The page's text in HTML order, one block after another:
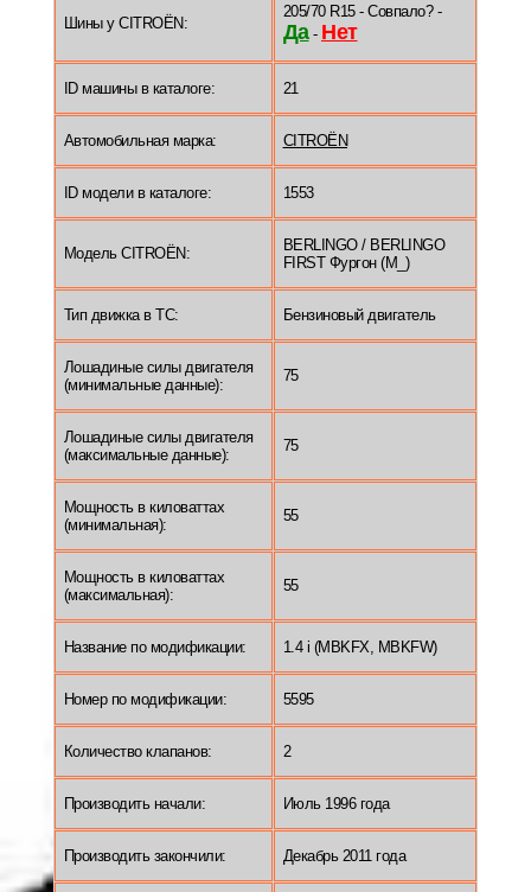
Шины у CITROËN:
205/70 R15 - Совпало? -
Да- Нет
ID машины в каталоге: 21
Автомобильная марка: CITROËN
ID модели в каталоге: 1553
Модель CITROËN:
BERLINGO / BERLINGO
FIRST Фургон (M_)
Тип движка в ТС: Бензиновый двигатель
Лошадиные силы двигателя
(минимальные данные):
75
Лошадиные силы двигателя
(максимальные данные):
75
Мощность в киловаттах
(минимальная):
55
Мощность в киловаттах
(максимальная):
55
Название по модификации: 1.4 i (MBKFX, MBKFW)
Номер по модификации: 5595
Количество клапанов: 2
Производить начали: Июль 1996 года
Производить закончили: Декабрь 2011 года